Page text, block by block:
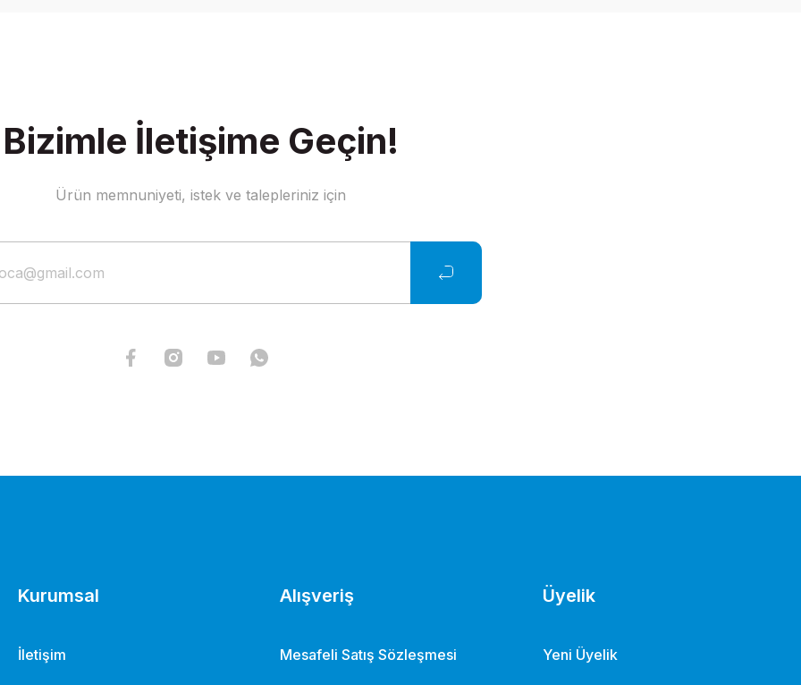
Gönder
Bizimle İletişime Geçin!
Ürün memnuniyeti, istek ve talepleriniz için
Kurumsal
İletişim
Alışveriş
Mesafeli Satış Sözleşmesi
Üyelik
Yeni Üyelik